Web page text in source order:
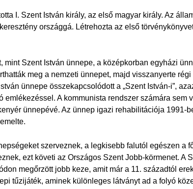
I. Szent István király, az első magyar király. Az
országgá. Létrehozta az első
mint Szent István ünnepe, a középkorban egyházi
meg a nemzeti ünnepet, majd visszanyerte
ünnepe összekapcsolódott a „Szent István-i”,
emlékezéssel. A kommunista rendszer számára sem
ünnepévé. Az ünnep igazi rehabilitációja 1991-
szerveznek, a legkisebb falutól egészen a
ezt követi az Országos Szent Jobb-körmenet. A
megőrzött jobb keze, amit már a 11. századtól
tűzijáték, aminek különleges látványt ad a folyó